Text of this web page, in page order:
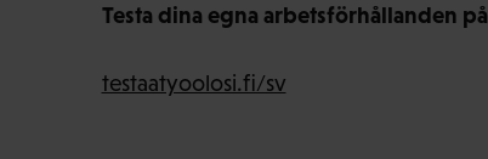
Testa dina egna arbetsförhållanden på
testaatyoolosi.fi/sv